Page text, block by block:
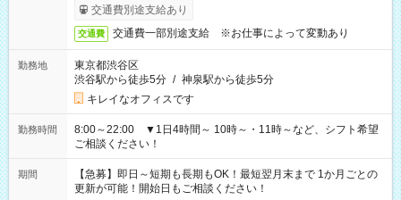
交通費別途支給あり
交通費 交通費一部別途支給 ※お仕事によって変動あり
勤務地
東京都渋谷区
渋谷駅から徒歩5分 / 神泉駅から徒歩5分
キレイなオフィスです
勤務時間
8:00～22:00 ▼1日4時間～ 10時～・11時～など、シフト希望
ご相談ください！
期間
【急募】即日～短期も長期もOK！最短翌月末まで 1か月ごとの
更新が可能！開始日もご相談ください！